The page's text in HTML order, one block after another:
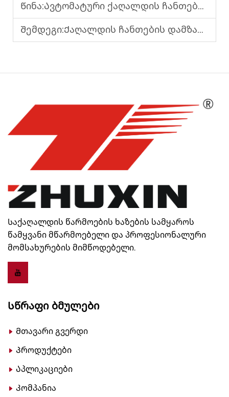
Წინა:Ავტომატური ქაღალდის ჩანთების დამზადების მანქანა ნამცხვრეულისა და საკვების ჩანთებისთვის
Შემდეგი:Ქაღალდის ჩანთების დამზადების მანქანა გაუმჯობესებული ლღობისა და კვეთის სისტემით
Საქაღალდის წარმოების ხაზების სამყაროს
წამყვანი მწარმოებელი და პროფესიონალური
მომსახურების მიმწოდებელი.
Სწრაფი Ბმულები
Მთავარი გვერდი
Პროდუქტები
Აპლიკაციები
Კომპანია